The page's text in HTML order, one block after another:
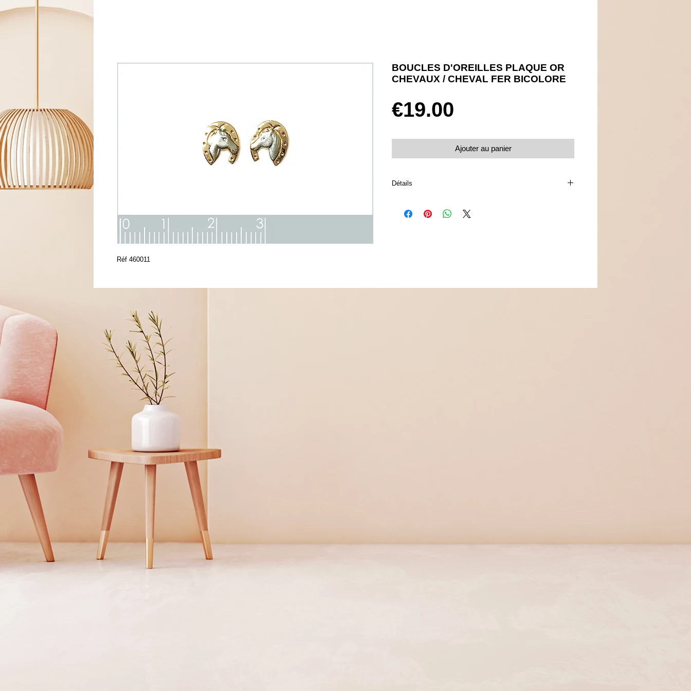
Réf 460011
BOUCLES D'OREILLES PLAQUE OR
CHEVAUX / CHEVAL FER BICOLORE
€19.00
Ajouter au panier
Détails
Plaqué or 750